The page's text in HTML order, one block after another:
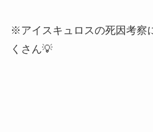
※アイスキュロスの死因考察
くさん💡